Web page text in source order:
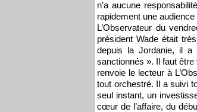
n’a aucune
rapidement une
L’Observateur du
président Wade était
depuis la Jordanie, il a
sanctionnés ». Il faut
renvoie le lecteur à
tout orchestré. Il a suivi
seul instant, un
cœur de l’affaire, du